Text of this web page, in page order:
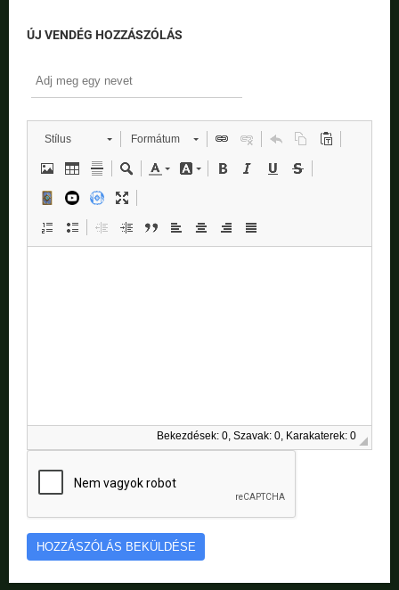
ÚJ VENDÉG HOZZÁSZÓLÁS
Stílus Formátum
Bekezdések: 0, Szavak: 0, Karakaterek: 0